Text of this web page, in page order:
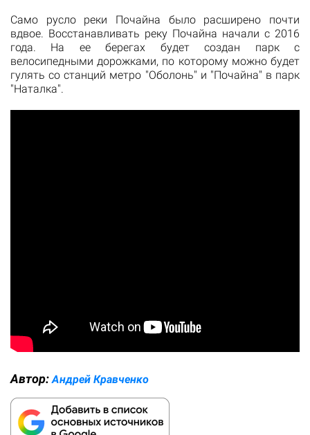
Само русло реки Почайна было расширено почти
вдвое. Восстанавливать реку Почайна начали с 2016
года. На ее берегах будет создан парк с
велосипедными дорожками, по которому можно будет
гулять со станций метро "Оболонь" и "Почайна" в парк
"Наталка".
Автор: Андрей Кравченко